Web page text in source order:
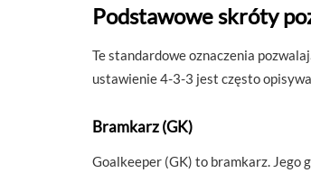
Podstawowe skróty
Te standardowe oznaczenia
ustawienie 4-3-3 jest często
Bramkarz (GK)
Goalkeeper (GK) to bramkarz. Jego